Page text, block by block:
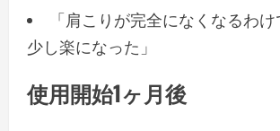
「肩こりが完全になくなるわけ
少し楽になった」
使用開始1ヶ月後